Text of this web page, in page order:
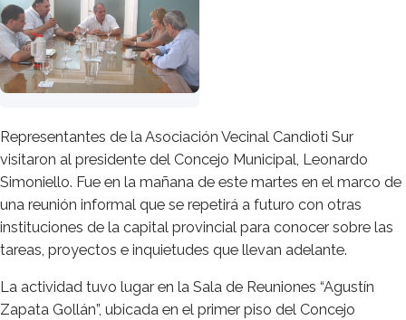
Representantes de la Asociación Vecinal Candioti Sur
visitaron al presidente del Concejo Municipal, Leonardo
Simoniello. Fue en la mañana de este martes en el marco de
una reunión informal que se repetirá a futuro con otras
instituciones de la capital provincial para conocer sobre las
tareas, proyectos e inquietudes que llevan adelante.
La actividad tuvo lugar en la Sala de Reuniones “Agustín
Zapata Gollán”, ubicada en el primer piso del Concejo